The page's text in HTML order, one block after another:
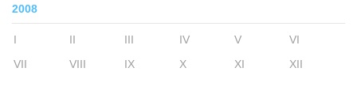
2008
I II III IV V
VI
VII
VIII IX X XI XII